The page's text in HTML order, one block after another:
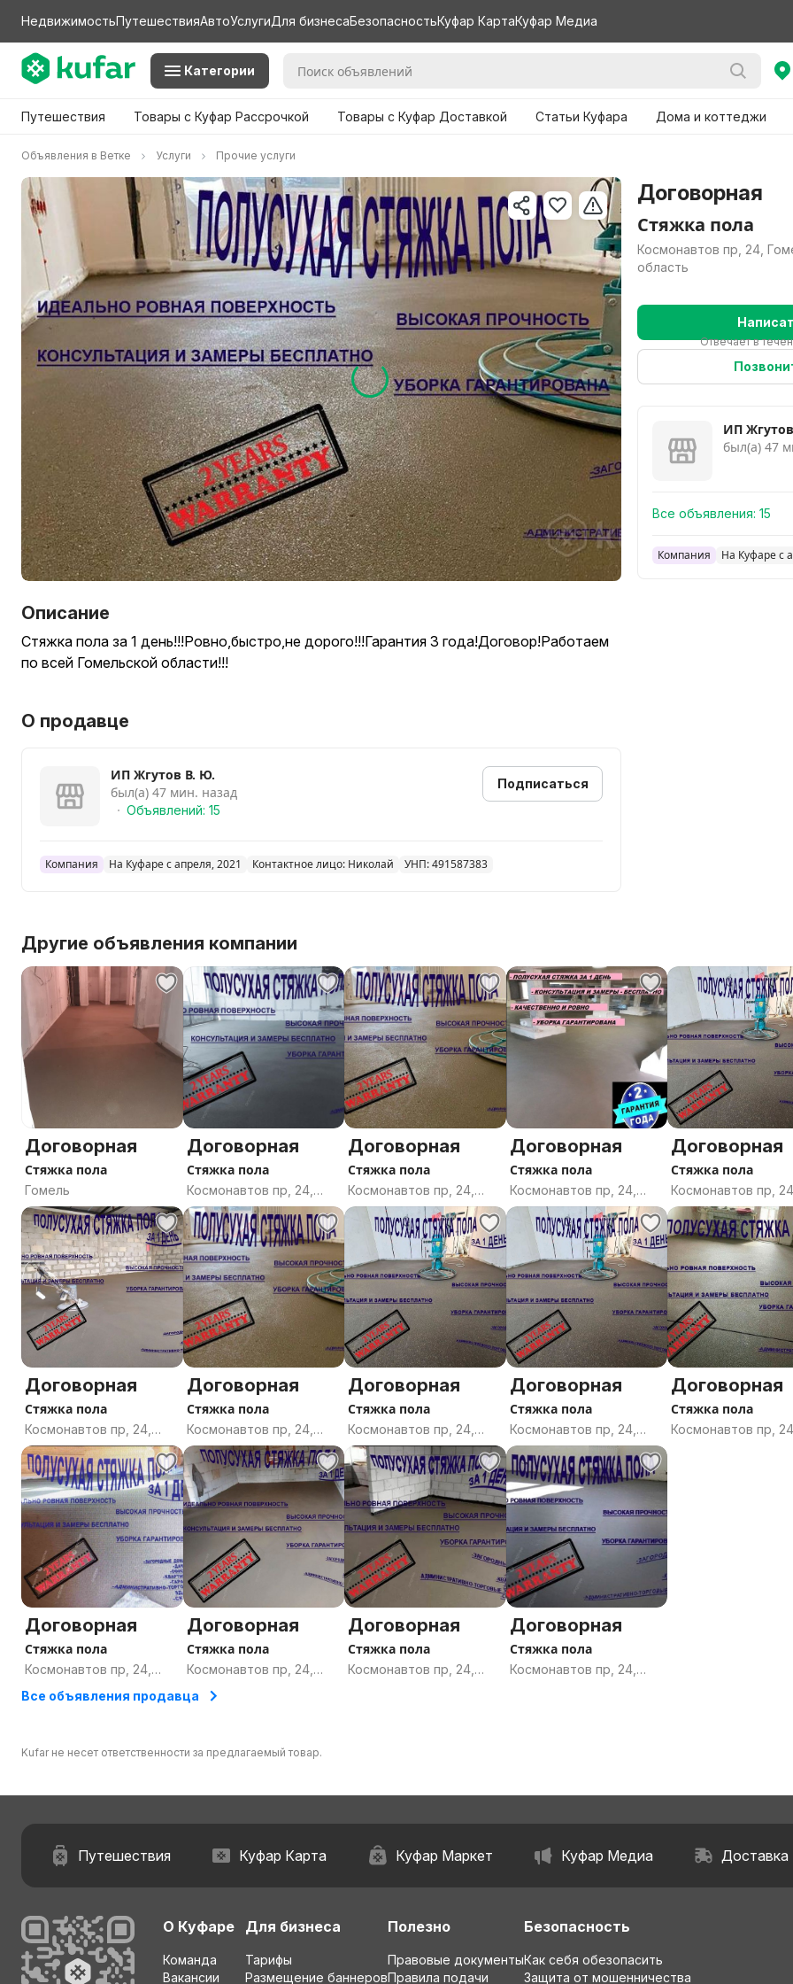
НедвижимостьПутешествияАвтоУслугиДля бизнесаБезопасностьКуфар КартаКуфар Медиа
Категории
Путешествия Товары с Куфар Рассрочкой Товары с Куфар Доставкой Статьи Куфара Дома и коттеджи
Объявления в Ветке Услуги Прочие услуги
Описание
Стяжка пола за 1 день!!!Ровно,быстро,не дорого!!!Гарантия 3 года!Договор!Работаем
по всей Гомельской области!!!
О продавце
ИП Жгутов В. Ю.
был(а) 47 мин. назад
Объявлений: 15
Подписаться
Компания На Куфаре с апреля, 2021 Контактное лицо: Николай УНП: 491587383
Другие объявления компании
Договорная
Стяжка пола
Гомель
Договорная
Стяжка пола
Космонавтов пр, 24,
Гомель, Гомельская
область
Договорная
Стяжка пола
Космонавтов пр, 24,
Гомель, Гомельская
область
Договорная
Стяжка пола
Космонавтов пр, 24,
Гомель, Гомельская
область
Договорная
Стяжка пола
Космонавтов пр,
Гомель,
область
Договорная
Стяжка пола
Космонавтов пр, 24,
Гомель, Гомельская
область
Договорная
Стяжка пола
Космонавтов пр, 24,
Гомель, Гомельская
область
Договорная
Стяжка пола
Космонавтов пр, 24,
Гомель, Гомельская
область
Договорная
Стяжка пола
Космонавтов пр, 24,
Гомель, Гомельская
область
Договорная
Стяжка пола
Космонавтов пр,
Договорная
Стяжка пола
Космонавтов пр, 24,
область
Договорная
Стяжка пола
Космонавтов пр, 24,
область
Договорная
Стяжка пола
Космонавтов пр, 24,
Договорная
Стяжка пола
Космонавтов пр, 24,
Все объявления продавца
Kufar не несет ответственности за предлагаемый товар.
Договорная
Стяжка пола
Космонавтов пр, 24,
область
Отвечает в
ИП
был(а) 47
Все объявления: 15
Компания На Куфаре с
Путешествия Куфар Карта Куфар Маркет Куфар Медиа Доставка
О Куфаре
Команда
Вакансии
Для бизнеса
Тарифы
Размещение баннеров
Полезно
Правовые документы
Правила подачи
Безопасность
Как себя обезопасить
Защита от мошенничества